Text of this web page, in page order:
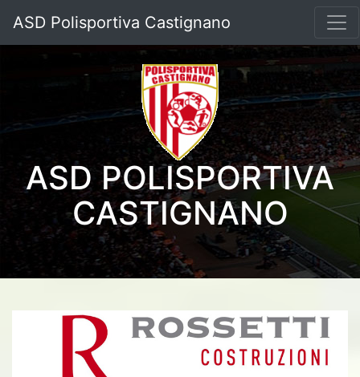
ASD Polisportiva Castignano
ASD POLISPORTIVA
CASTIGNANO